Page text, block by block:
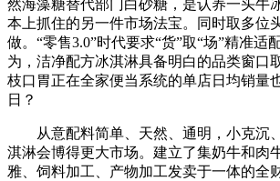
然海藻糖替代部门白砂糖，是认养一头牛
本上抓住的另一件市场法宝。同时取多位
做。“零售3.0”时代要求“货”取“场”精准适
为，洁净配方冰淇淋具备明白的品类窗口
枝口胃正在全家便当系统的单店日均销量
日？
从意配料简单、天然、通明，小克沉
淇淋会博得更大市场。建立了集奶牛和肉
雅、饲料加工、产物加工发卖于一体的全